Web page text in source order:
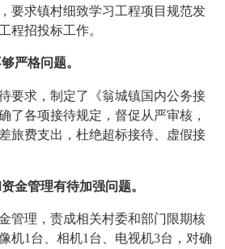
要求镇村细致学习工程项目规范发
程招投标工作。
严格问题。
求，制定了《翁城镇国内公务接
了各项接待规定，督促从严审核，
旅费支出，杜绝超标接待、虚假接
金管理有待加强问题。
理，责成相关村委和部门限期核
机1台、相机1台、电视机3台，对确